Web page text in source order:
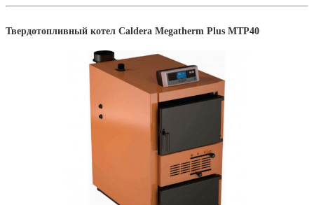
Твердотопливный котел Caldera Megatherm Plus MTP40